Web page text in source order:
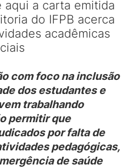
aqui a carta emitida
do IFPB acerca
acadêmicas
com foco na inclusão
dos estudantes e
trabalhando
permitir que
por falta de
pedagógicas,
de saúde